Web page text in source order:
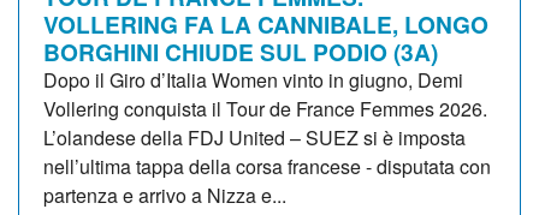
VOLLERING FA LA CANNIBALE, LONGO
BORGHINI CHIUDE SUL PODIO (3A)
Dopo il Giro d’Italia Women vinto in giugno, Demi
Vollering conquista il Tour de France Femmes 2026.
L’olandese della FDJ United – SUEZ si è imposta
nell’ultima tappa della corsa francese - disputata con
partenza e arrivo a Nizza e...